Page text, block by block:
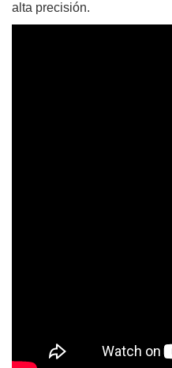
alta precisión.